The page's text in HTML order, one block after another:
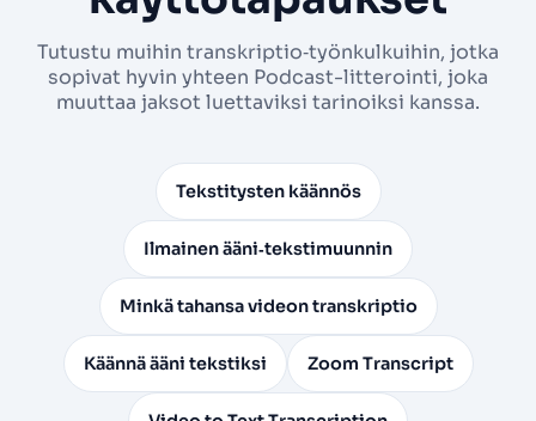
Tutustu muihin transkriptio‑työnkulkuihin, jotka
sopivat hyvin yhteen Podcast-litterointi, joka
muuttaa jaksot luettaviksi tarinoiksi kanssa.
Tekstitysten käännös
Ilmainen ääni‑tekstimuunnin
Minkä tahansa videon transkriptio
Käännä ääni tekstiksi Zoom Transcript